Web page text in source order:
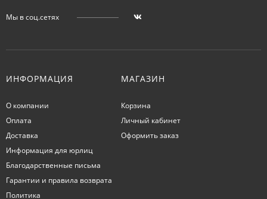
Мы в соц.сетях
ИНФОРМАЦИЯ
О компании
Оплата
Доставка
Информация для юрлиц
Благодарственные письма
Гарантии и правила возврата
Политика
МАГАЗИН
Корзина
Личный кабинет
Оформить заказ